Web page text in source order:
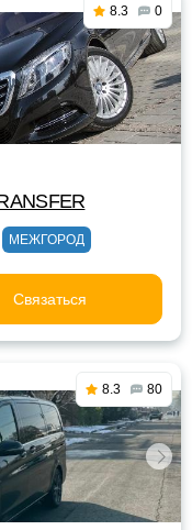
8.3 0
МЕЖГОРОД
Связаться
8.3 80